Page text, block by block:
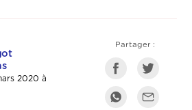
2020 à
Partager :